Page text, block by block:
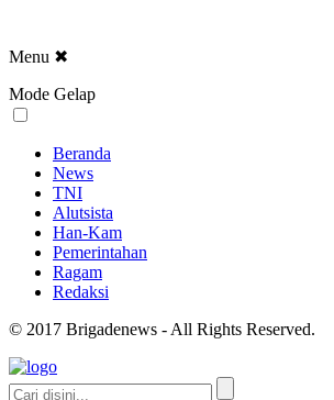
Menu ✖
Mode Gelap
Beranda
News
TNI
Alutsista
Han-Kam
Pemerintahan
Ragam
Redaksi
© 2017 Brigadenews - All Rights Reserved.